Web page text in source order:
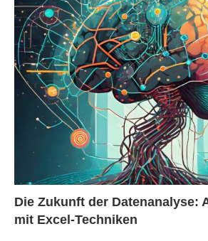
Die Zukunft der Datenanalyse:
mit Excel-Techniken